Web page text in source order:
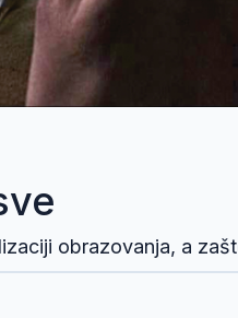
obrazovanja, a